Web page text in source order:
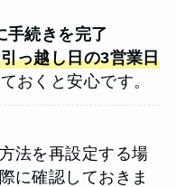
手続きを完了
っ越し日の3営業日
おくと安心です。
法を再設定する場
に確認しておきま